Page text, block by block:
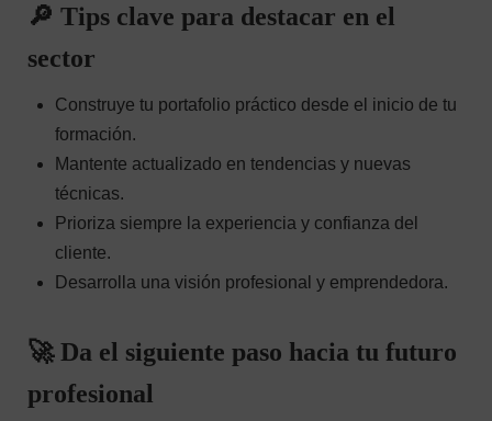
🔎 Tips clave para destacar en el
sector
Construye tu portafolio práctico desde el inicio de tu
formación.
Mantente actualizado en tendencias y nuevas
técnicas.
Prioriza siempre la experiencia y confianza del
cliente.
Desarrolla una visión profesional y emprendedora.
🚀Da el siguiente paso hacia tu futuro
profesional